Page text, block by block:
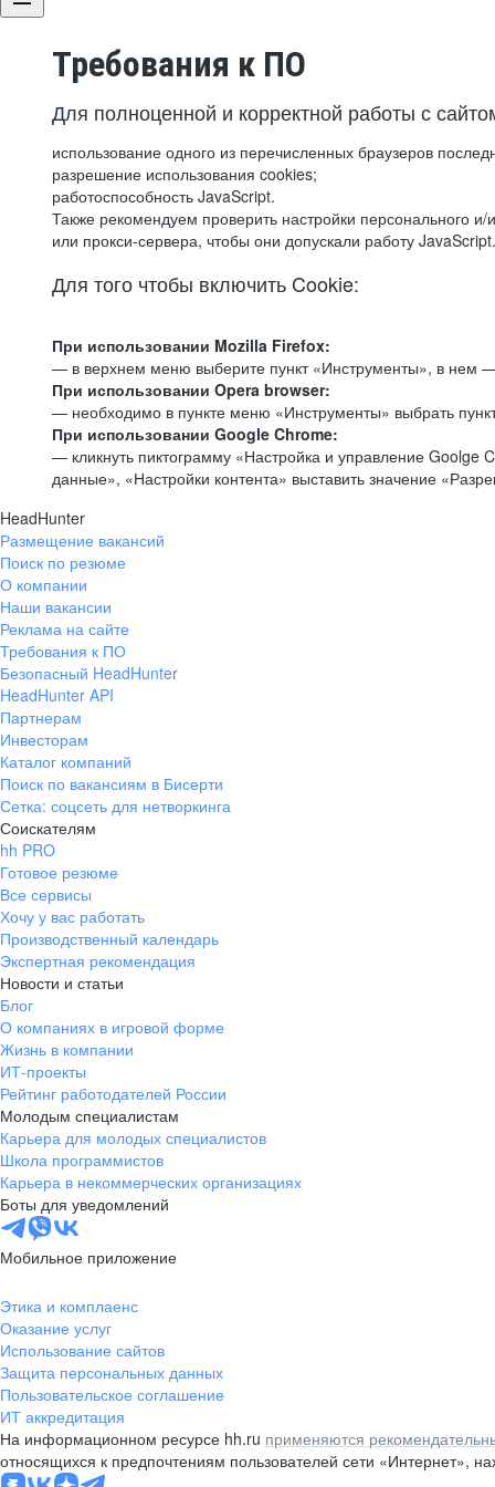
Требования к ПО
Для полноценной и корректной работы с
использование одного из перечисленных браузеров
разрешение использования cookies;
работоспособность JavaScript.
Также рекомендуем проверить настройки персонального
или прокси-сервера, чтобы они допускали работу JavaScript.
Для того чтобы включить Cookie:
При использовании Mozilla Firefox:
— в верхнем меню выберите пункт «Инструменты», в нем
При использовании Opera browser:
— необходимо в пункте меню «Инструменты» выбрать
При использовании Google Chrome:
— кликнуть пиктограмму «Настройка и управление Goolge
данные», «Настройки контента» выставить значение
HeadHunter
Размещение вакансий
Поиск по резюме
О компании
Наши вакансии
Реклама на сайте
Требования к ПО
Безопасный HeadHunter
HeadHunter API
Партнерам
Инвесторам
Каталог компаний
Поиск по вакансиям в Бисерти
Сетка: соцсеть для нетворкинга
Соискателям
hh PRO
Готовое резюме
Все сервисы
Хочу у вас работать
Производственный календарь
Экспертная рекомендация
Новости и статьи
Блог
О компаниях в игровой форме
Жизнь в компании
ИТ-проекты
Рейтинг работодателей России
Молодым специалистам
Карьера для молодых специалистов
Школа программистов
Карьера в некоммерческих организациях
Боты для уведомлений
Мобильное приложение
Этика и комплаенс
Оказание услуг
Использование сайтов
Защита персональных данных
Пользовательское соглашение
ИТ аккредитация
На информационном ресурсе hh.ru применяются
относящихся к предпочтениям пользователей сети «Интернет»,